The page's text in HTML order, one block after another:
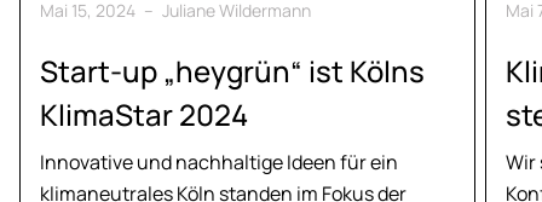
Mai 15, 2024 – Juliane Wildermann
Start-up „heygrün“ ist Kölns
Kli­ma­Star 2024
Innovative und nachhaltige Ideen für ein
klimaneutrales Köln standen im Fokus der
Mai
Wir